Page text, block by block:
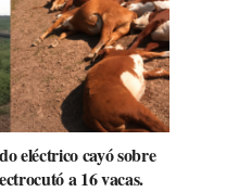
eléctrico cayó sobre
a 16 vacas.